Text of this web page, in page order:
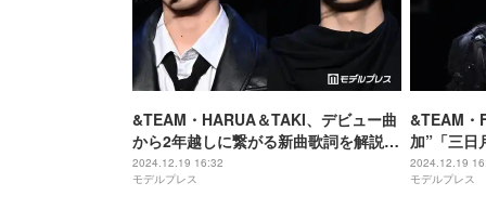
&TEAM・HARUA＆TAKI、デビュー曲
から2年越しに繋がる新曲歌詞を解説
「僕たちを照らしてくれるLUNEの存在
が本当に大きい」【ショーケース「雪
2024.12.19 16:32
モデルプレス
&TEAM・
加”「三日
「1文字1
かったか
2024.12.19
モデルプレス